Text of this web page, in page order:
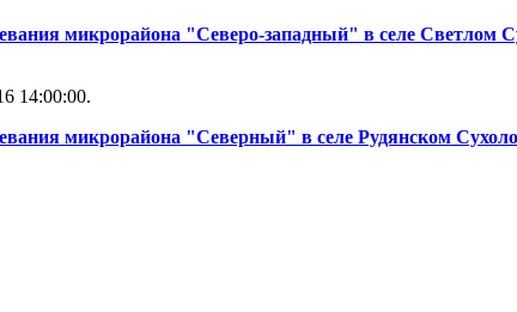
микрорайона "Северо-западный" в селе Светлом
14:00:00.
микрорайона "Северный" в селе Рудянском